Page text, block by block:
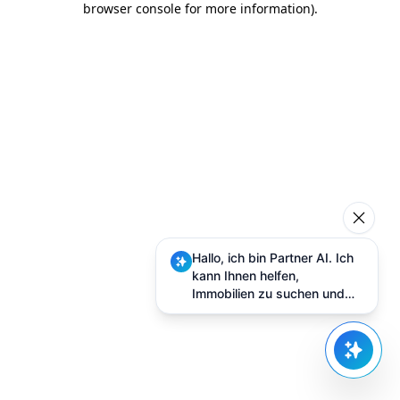
browser console for more information).
Hallo, ich bin Partner AI. Ich
kann Ihnen helfen,
Immobilien zu suchen und
Besuche zu planen.